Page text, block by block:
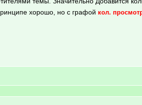
хорошо, но с графой кол.